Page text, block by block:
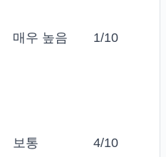
매우 높음 1/10
보통 4/10